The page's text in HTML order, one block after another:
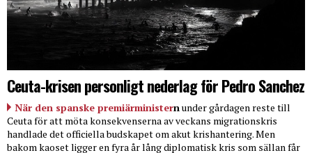
Ceuta-krisen personligt nederlag för Pedro Sanchez
När den spanske premiärministern under gårdagen reste till
Ceuta för att möta konsekvenserna av veckans migrationskris
handlade det officiella budskapet om akut krishantering. Men
bakom kaoset ligger en fyra år lång diplomatisk kris som sällan får